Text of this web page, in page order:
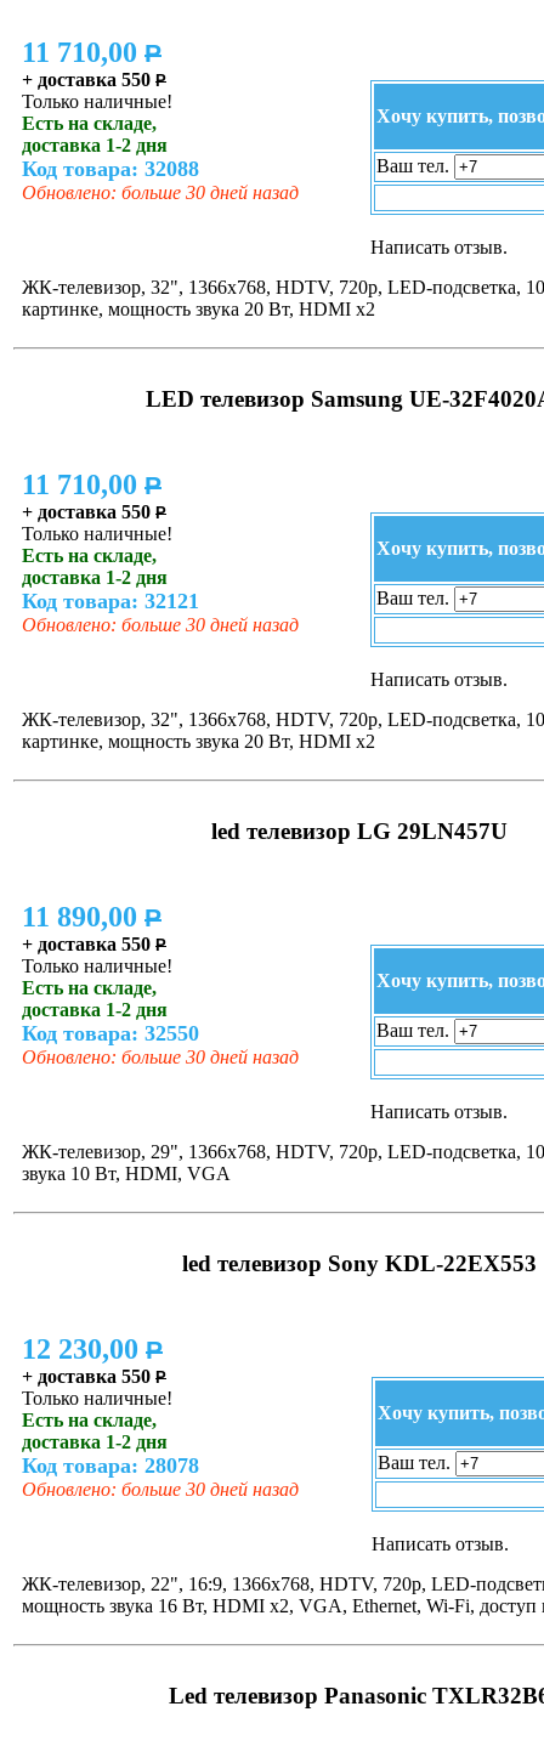
11 710,00 P
+ доставка 550 P
Только наличные!
Есть на складе,
доставка 1-2 дня
Код товара: 32088
Обновлено: больше 30 дней назад
Хочу купить,
Ваш тел.
Написать отзыв.
ЖК-телевизор, 32", 1366x768, HDTV, 720p, LED-подсветка,
картинке, мощность звука 20 Вт, HDMI x2
LED телевизор Samsung UE-
11 710,00 P
+ доставка 550 P
Только наличные!
Есть на складе,
доставка 1-2 дня
Код товара: 32121
Обновлено: больше 30 дней назад
Хочу купить,
Ваш тел.
Написать отзыв.
ЖК-телевизор, 32", 1366x768, HDTV, 720p, LED-подсветка,
картинке, мощность звука 20 Вт, HDMI x2
led телевизор LG 29LN457U
11 890,00 P
+ доставка 550 P
Только наличные!
Есть на складе,
доставка 1-2 дня
Код товара: 32550
Обновлено: больше 30 дней назад
Хочу купить,
Ваш тел.
Написать отзыв.
ЖК-телевизор, 29", 1366x768, HDTV, 720p, LED-подсветка,
звука 10 Вт, HDMI, VGA
led телевизор Sony KDL-22EX553
12 230,00 P
+ доставка 550 P
Только наличные!
Есть на складе,
доставка 1-2 дня
Код товара: 28078
Обновлено: больше 30 дней назад
Хочу купить,
Ваш тел.
Написать отзыв.
ЖК-телевизор, 22", 16:9, 1366x768, HDTV, 720p, LED-
мощность звука 16 Вт, HDMI x2, VGA, Ethernet, Wi-Fi, доступ
Led телевизор Panasonic